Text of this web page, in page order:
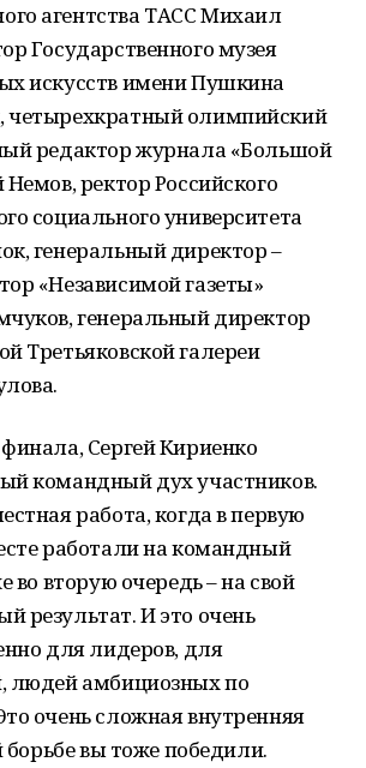
агентства ТАСС Михаил
Государственного музея
искусств имени Пушкина
олимпийский
редактор журнала «Большой
Немов, ректор Российского
социального университета
генеральный директор –
«Независимой газеты»
генеральный директор
Третьяковской галереи
Сергей Кириенко
командный дух участников.
работа, когда в первую
работали на командный
во вторую очередь – на свой
результат. И это очень
для лидеров, для
людей амбициозных по
очень сложная внутренняя
борьбе вы тоже победили.